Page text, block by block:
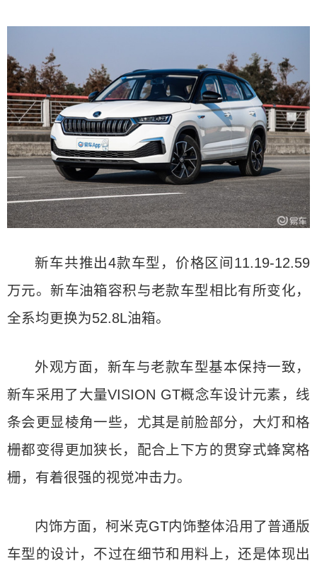
新车共推出4款车型，价格区间11.19-12.59
万元。新车油箱容积与老款车型相比有所变化，
全系均更换为52.8L油箱。
外观方面，新车与老款车型基本保持一致，
新车采用了大量VISION GT概念车设计元素，线
条会更显棱角一些，尤其是前脸部分，大灯和格
栅都变得更加狭长，配合上下方的贯穿式蜂窝格
栅，有着很强的视觉冲击力。
内饰方面，柯米克GT内饰整体沿用了普通版
车型的设计，不过在细节和用料上，还是体现出